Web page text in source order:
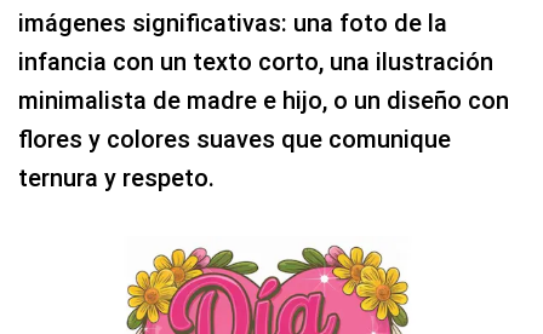
imágenes significativas: una foto de la
infancia con un texto corto, una ilustración
minimalista de madre e hijo, o un diseño con
flores y colores suaves que comunique
ternura y respeto.